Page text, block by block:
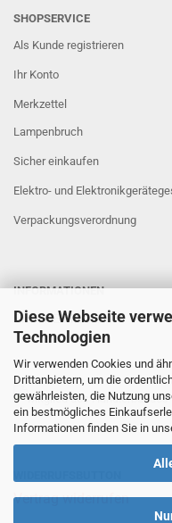
Diese Webseite
Technologien
Wir verwenden Cookies und
Drittanbietern, um die
gewährleisten, die Nutzung
ein bestmögliches
Informationen finden Sie in
SHOPSERVICE
Als Kunde registrieren
Ihr Konto
Merkzettel
Lampenbruch
Sicher einkaufen
Elektro- und
Verpackungsverordnung
INFORMATIONEN
Sicher Einkaufen
Vertrag widerrufen